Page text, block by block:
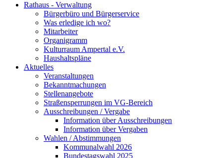
Rathaus - Verwaltung
Bürgerbüro und Bürgerservice
Was erledige ich wo?
Mitarbeiter
Organigramm
Kulturraum Ampertal e.V.
Haushaltspläne
Aktuelles
Veranstaltungen
Bekanntmachungen
Stellenangebote
Straßensperrungen im VG-Bereich
Ausschreibungen / Vergabe
Information über Ausschreibungen
Information über Vergaben
Wahlen / Abstimmungen
Kommunalwahl 2026
Bundestagswahl 2025